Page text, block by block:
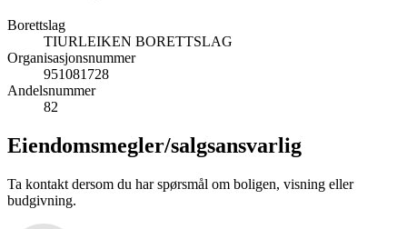
Borettslag
TIURLEIKEN BORETTSLAG
Organisasjonsnummer
951081728
Andelsnummer
82
Eiendomsmegler/salgsansvarlig
Ta kontakt dersom du har spørsmål om boligen, visning eller
budgivning.